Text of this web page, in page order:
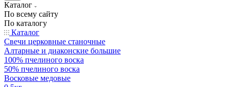
Каталог
По всему сайту
По каталогу
Каталог
Свечи церковные станочные
Алтарные и диаконские большие
100% пчелиного воска
50% пчелиного воска
Восковые медовые